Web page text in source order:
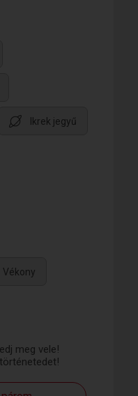
meg vele!
Ikrek jegyű
Vékony